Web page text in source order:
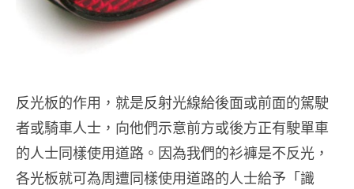
反光板的作用，就是反射光線給後面或前面的駕駛
者或騎車人士，向他們示意前方或後方正有駛單車
的人士同樣使用道路。因為我們的衫褲是不反光，
各光板就可為周遭同樣使用道路的人士給予「識